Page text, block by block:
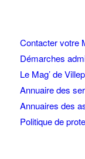
Contacter votre
Démarches
Le Mag’ de
Annuaire des
Annuaires des
Politique de